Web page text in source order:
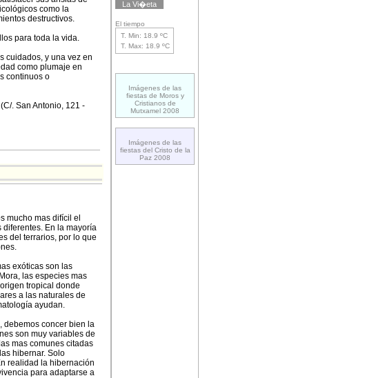
como la
destructivos.
para toda la vida.
cuidados, y una vez en
como plumaje en
continuos o
. San Antonio, 121 -
mucho mas difícil el
diferentes. En la mayoría
del terrarios, por lo que
exóticas son las
las especies mas
tropical donde
a las naturales de
ayudan.
debemos concer bien la
son muy variables de
mas comunes citadas
hibernar. Solo
realidad la hibernación
para adaptarse a
La Vi�eta
El tiempo
T. Min: 18.9 ºC
T. Max: 18.9 ºC
Imágenes de las
fiestas de Moros y
Cristianos de
Mutxamel 2008
Imágenes de las
fiestas del Cristo de la
Paz 2008